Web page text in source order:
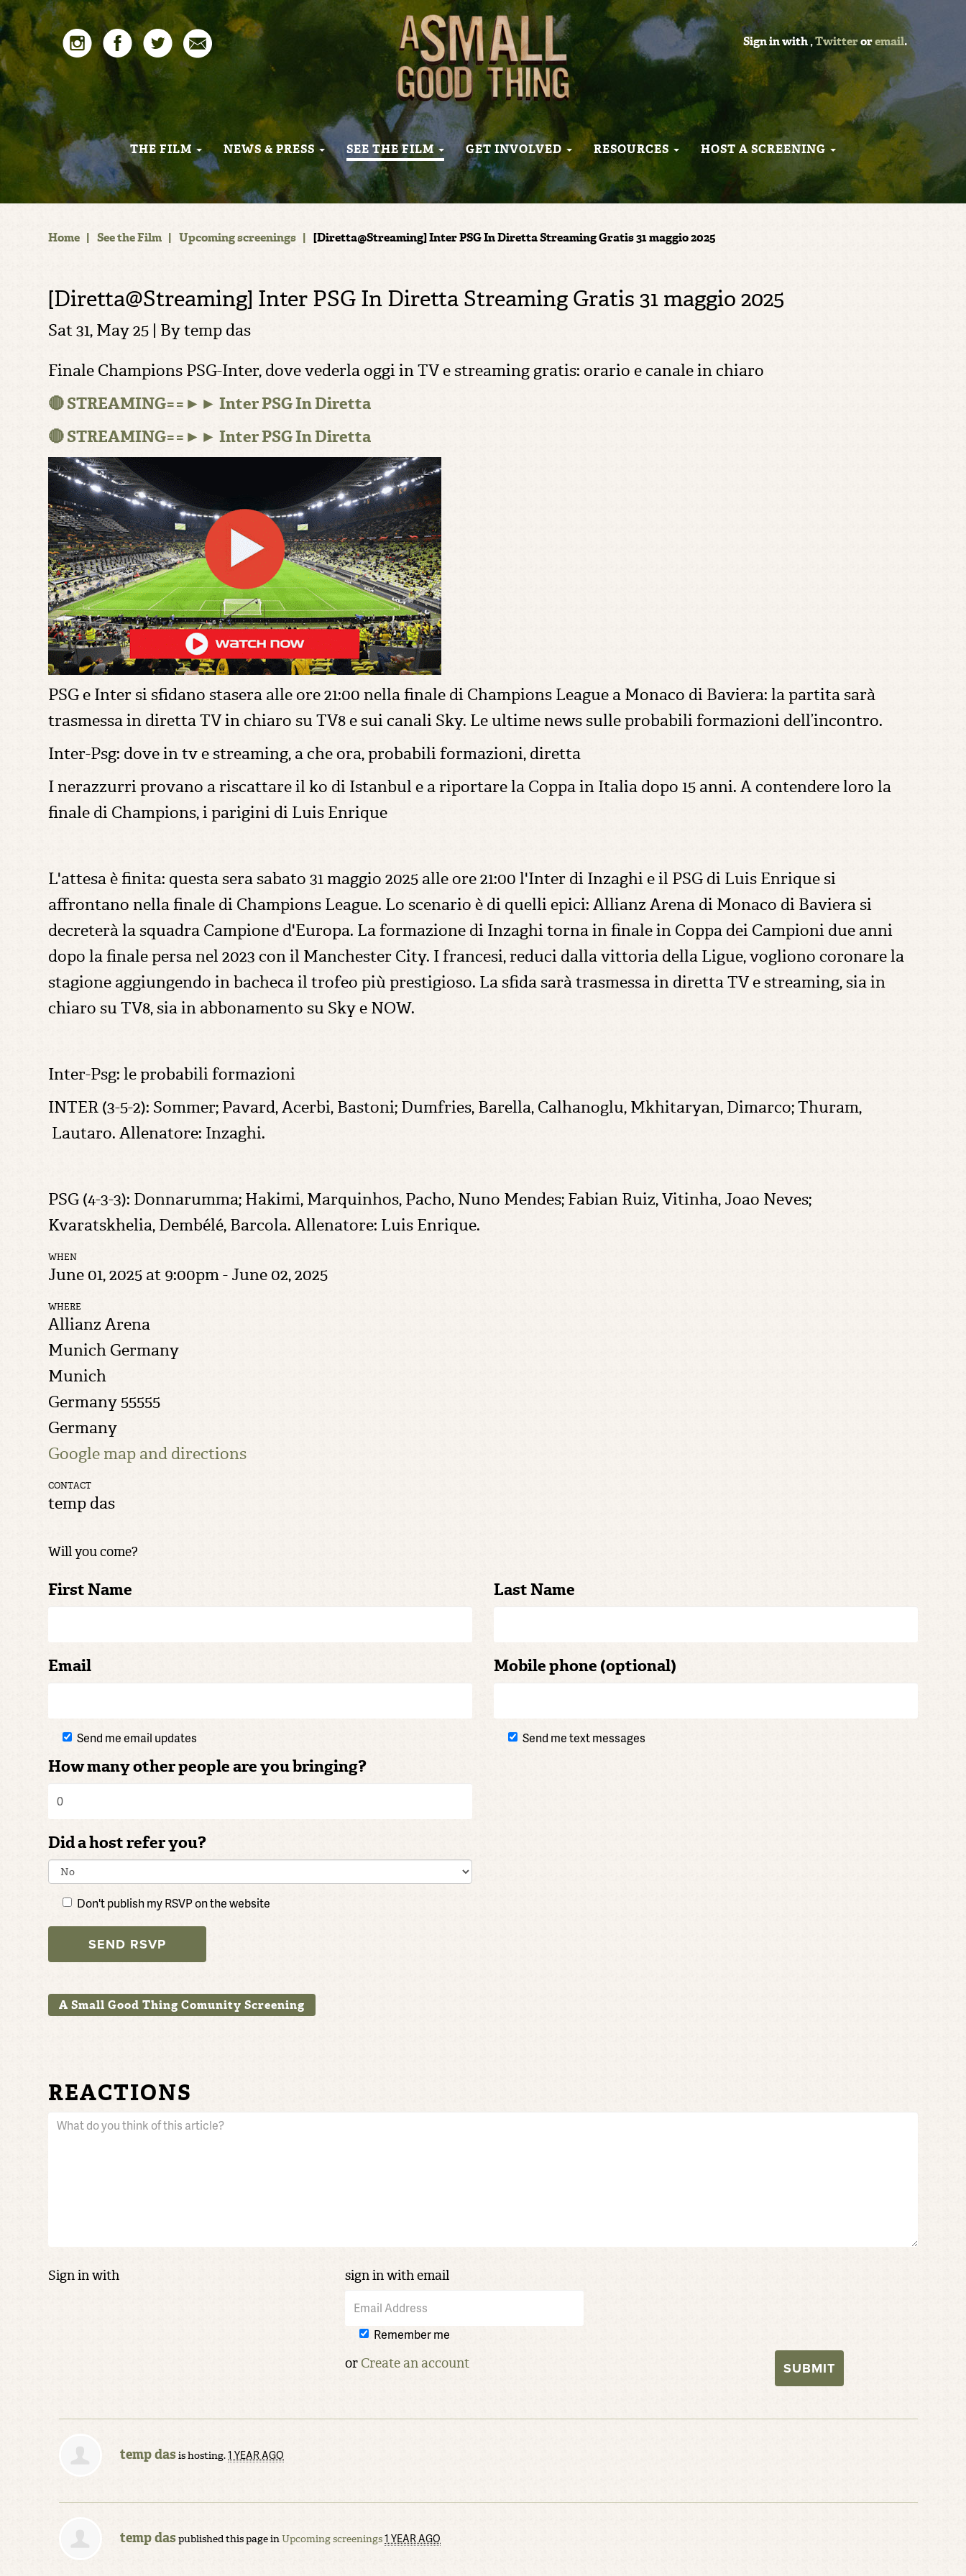
Sign in with,Twitteroremail.
THE FILM NEWS & PRESS SEE THE FILM GET INVOLVED RESOURCES HOST A SCREENING
Home | See the Film | Upcoming screenings | [Diretta@Streaming] Inter PSG In Diretta Streaming Gratis 31 maggio 2025
[Diretta@Streaming] Inter PSG In Diretta Streaming Gratis 31 maggio 2025
Sat 31, May 25 | Bytemp das
Finale Champions PSG-Inter, dove vederla oggi in TV e streaming gratis: orario e canale in chiaro
🔴 STREAMING==►► Inter PSG In Diretta
🔴 STREAMING==►► Inter PSG In Diretta
PSG e Inter si sfidano stasera alle ore 21:00 nella finale di Champions League a Monaco di Baviera: la partita sarà
trasmessa in diretta TV in chiaro su TV8 e sui canali Sky. Le ultime news sulle probabili formazioni dell’incontro.
Inter-Psg: dove in tv e streaming, a che ora, probabili formazioni, diretta
I nerazzurri provano a riscattare il ko di Istanbul e a riportare la Coppa in Italia dopo 15 anni. A contendere loro la
finale di Champions, i parigini di Luis Enrique
L'attesa è finita: questa sera sabato 31 maggio 2025 alle ore 21:00 l'Inter di Inzaghi e il PSG di Luis Enrique si
affrontano nella finale di Champions League. Lo scenario è di quelli epici: Allianz Arena di Monaco di Baviera si
decreterà la squadra Campione d'Europa. La formazione di Inzaghi torna in finale in Coppa dei Campioni due anni
dopo la finale persa nel 2023 con il Manchester City. I francesi, reduci dalla vittoria della Ligue, vogliono coronare la
stagione aggiungendo in bacheca il trofeo più prestigioso. La sfida sarà trasmessa in diretta TV e streaming, sia in
chiaro su TV8, sia in abbonamento su Sky e NOW.
Inter-Psg: le probabili formazioni
INTER (3-5-2): Sommer; Pavard, Acerbi, Bastoni; Dumfries, Barella, Calhanoglu, Mkhitaryan, Dimarco; Thuram,
Lautaro. Allenatore: Inzaghi.
PSG (4-3-3): Donnarumma; Hakimi, Marquinhos, Pacho, Nuno Mendes; Fabian Ruiz, Vitinha, Joao Neves;
Kvaratskhelia, Dembélé, Barcola. Allenatore: Luis Enrique.
WHEN
June 01, 2025 at 9:00pm - June 02, 2025
WHERE
Allianz Arena
Munich Germany
Munich
Germany 55555
Germany
Google map and directions
CONTACT
temp das
Will you come?
First Name Last Name
Email Mobile phone (optional)
Send me email updates Send me text messages
How many other people are you bringing?
Did a host refer you?
Don't publish my RSVP on the website
A Small Good Thing Comunity Screening
REACTIONS
Sign in with sign in with email
Remember me
or Create an account
temp dasis hosting.1 YEAR AGO
temp daspublished this page inUpcoming screenings1 YEAR AGO